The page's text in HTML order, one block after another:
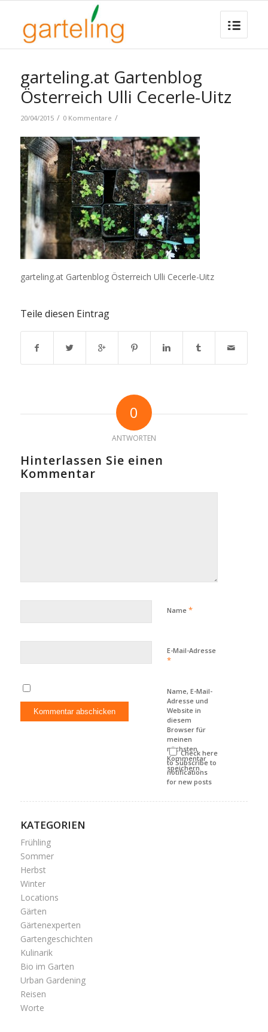
garteling.at Gartenblog
Österreich Ulli Cecerle-Uitz
20/04/2015 / 0 Kommentare /
garteling.at Gartenblog Österreich Ulli Cecerle-Uitz
Teile diesen Eintrag
0
ANTWORTEN
Hinterlassen Sie einen
Kommentar
Name *
E-Mail-Adresse
*
Name, E-Mail-
Adresse und
Website in
diesem
Browser für
meinen
nächsten
Kommentar
speichern.
Check here
to Subscribe to
notifications
for new posts
KATEGORIEN
Frühling
Sommer
Herbst
Winter
Locations
Gärten
Gärtenexperten
Gartengeschichten
Kulinarik
Bio im Garten
Urban Gardening
Reisen
Worte